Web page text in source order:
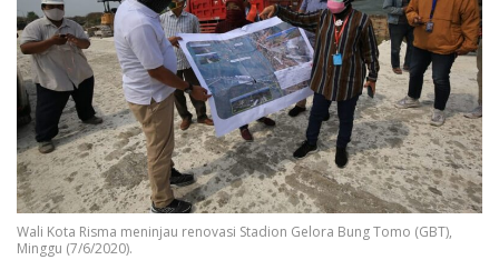
Wali Kota Risma meninjau renovasi Stadion Gelora Bung Tomo (GBT),
Minggu (7/6/2020).